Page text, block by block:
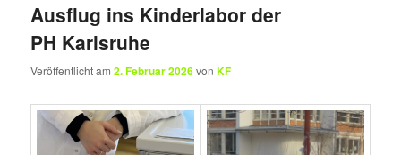
Ausflug ins Kinderlabor der
PH Karlsruhe
Veröffentlicht am2. Februar 2026vonKF